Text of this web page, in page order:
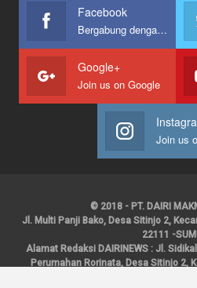
Facebook
Bergabung dengan kami
Google+
Join us on Google
© 2018 - PT. DAIRI
Jl. Multi Panji Bako, Desa Sitinjo 2,
22111 -
Alamat Redaksi DAIRINEWS : Jl.
Perumahan Rorinata, Desa Sitinjo 2,